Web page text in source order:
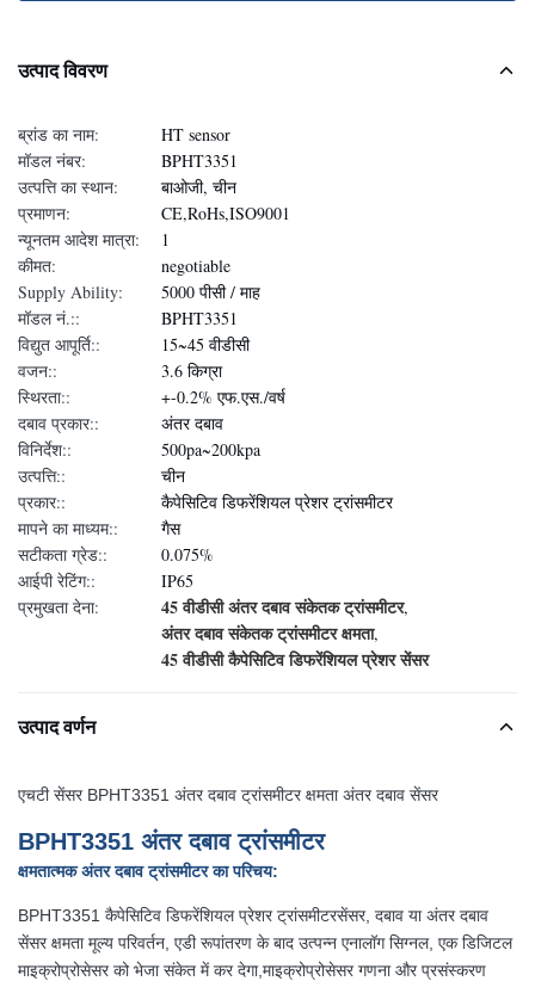
उत्पाद विवरण
ब्रांड का नाम:
HT sensor
मॉडल नंबर:
BPHT3351
उत्पत्ति का स्थान:
बाओजी, चीन
प्रमाणन:
CE,RoHs,ISO9001
न्यूनतम आदेश मात्रा:
1
कीमत:
negotiable
Supply Ability:
5000 पीसी / माह
मॉडल नं.::
BPHT3351
विद्युत आपूर्ति::
15~45 वीडीसी
वजन::
3.6 किग्रा
स्थिरता::
+-0.2% एफ.एस./वर्ष
दबाव प्रकार::
अंतर दबाव
विनिर्देश::
500pa~200kpa
उत्पत्ति::
चीन
प्रकार::
कैपेसिटिव डिफरेंशियल प्रेशर ट्रांसमीटर
मापने का माध्यम::
गैस
सटीकता ग्रेड::
0.075%
आईपी रेटिंग::
IP65
प्रमुखता देना:
45 वीडीसी अंतर दबाव संकेतक ट्रांसमीटर,
अंतर दबाव संकेतक ट्रांसमीटर क्षमता,
45 वीडीसी कैपेसिटिव डिफरेंशियल प्रेशर सेंसर
उत्पाद वर्णन
एचटी सेंसर BPHT3351 अंतर दबाव ट्रांसमीटर क्षमता अंतर दबाव सेंसर
BPHT3351 अंतर दबाव ट्रांसमीटर
क्षमतात्मक अंतर दबाव ट्रांसमीटर का परिचय:
BPHT3351 कैपेसिटिव डिफरेंशियल प्रेशर ट्रांसमीटरसेंसर, दबाव या अंतर दबाव
सेंसर क्षमता मूल्य परिवर्तन, एडी रूपांतरण के बाद उत्पन्न एनालॉग सिग्नल, एक डिजिटल
माइक्रोप्रोसेसर को भेजा संकेत में कर देगा,माइक्रोप्रोसेसर गणना और प्रसंस्करण